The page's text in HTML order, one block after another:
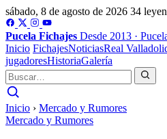
sábado, 8 de agosto de 2026 34
Pucela Fichajes Desde 2013 ·
Inicio FichajesNoticiasReal
jugadoresHistoriaGalería
Inicio › Mercado y Rumores
Mercado y Rumores